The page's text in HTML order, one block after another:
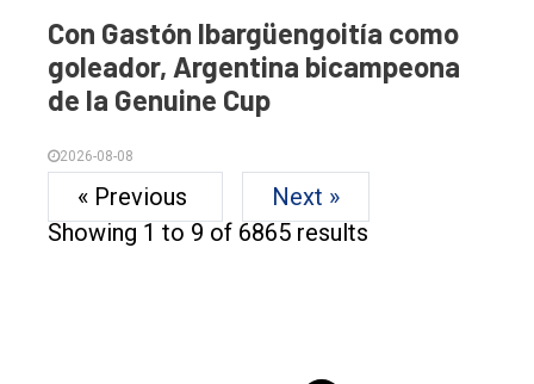
Con Gastón Ibargüengoitía como
goleador, Argentina bicampeona
de la Genuine Cup
2026-08-08
« Previous
Next »
Showing 1 to 9 of 6865 results